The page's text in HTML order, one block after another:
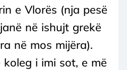
e Vlorës (nja pesë
në ishujt grekë
në mos mijëra).
koleg i imi sot, e më